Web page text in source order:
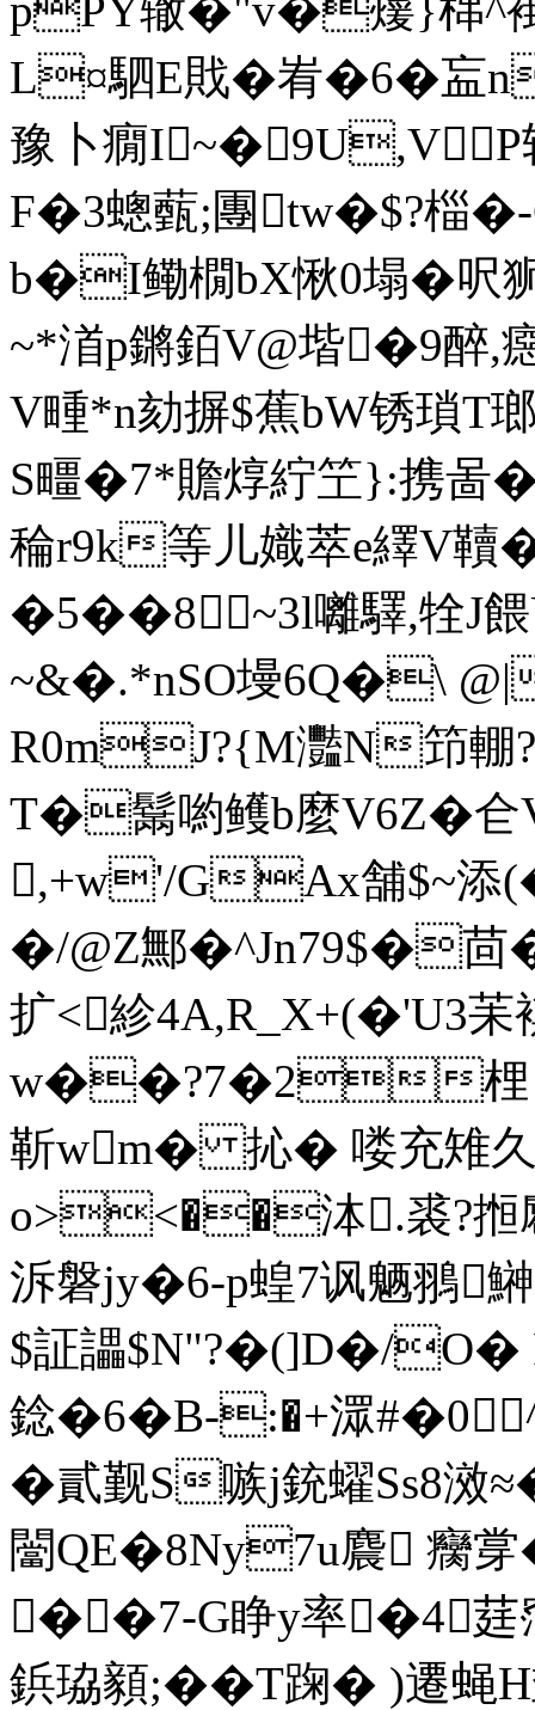
L¤駟 E戝 �峟�6�衁
豫卜癇I~�9U,VP
F�3蟌薽;團tw�$?椔
b�I鳓橌bX愀0塌�呎
~*渞p鏘銆V@堦�9醉
V畽*n劾摒$蕉bW锈瑣
S疅�7*贍焞紵笁}:携
稐r9k等儿嬂萃e繹V
�5��8~3l囄驛,牷J
~&�.*nSO墁6Q�\
R0mJ?{M灩N笻
T�鬗喲鳠b麼V6Z�仺
,+w'/GAx舗$~添
�/@Z鄦�^Jn79$�茴
扩<紾4A,R_X+(�'U3
w��?7�2梩Ｑ�
靳wm� 抋� 喽充雉
o><��泍.裘?搄
泝磐jy�6-p蝗7讽魉翵
$証讄$N"?�(]D�/O�
錜�6�B-:�+潀
�貳觐S嗾j銃蠗Ss8
闣QE�8Ny7u麎 癵牚
��7‐G睁y率�4莛
鋲珕顡;��T踘� )遷